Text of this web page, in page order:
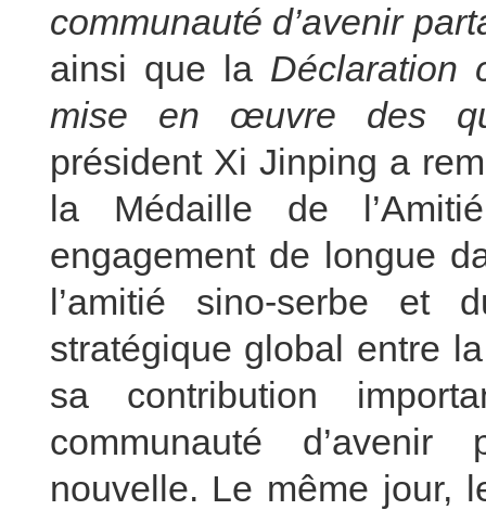
communauté d’avenir
ainsi que laDéclaration
mise en œuvre des
président Xi Jinping a
la Médaille de
engagement de longue
l’amitié sino-serbe et
stratégique global entre
sa contribution
communauté
nouvelle. Le même jour,